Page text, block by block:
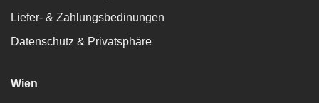
Liefer- & Zahlungsbedinungen
Datenschutz & Privatsphäre
Wien